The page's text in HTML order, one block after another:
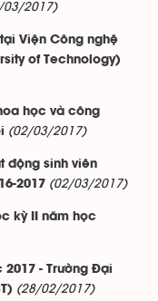
03/2017)
Viện Công nghệ
of Technology)
học và công
(02/03/2017)
động sinh viên
2017 (02/03/2017)
kỳ II năm học
- Trường Đại
(28/02/2017)